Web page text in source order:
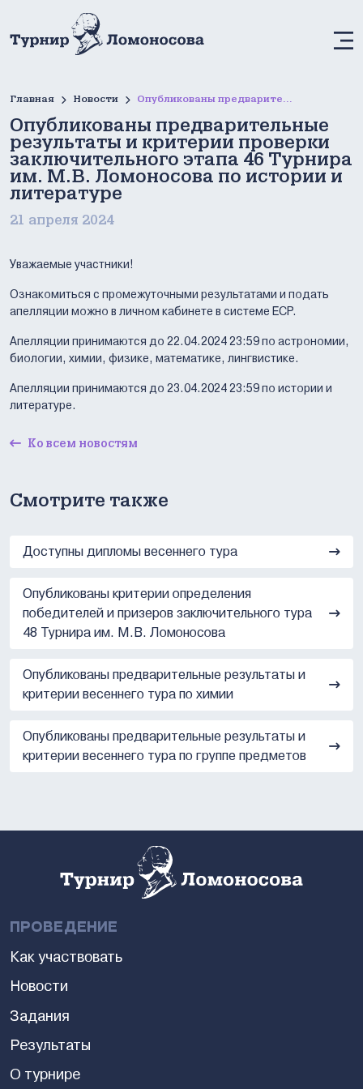
Главная Новости Опубликованы предварительные результаты и критерии проверки заключительного этапа 46 Турнира им. М.В. Ломоносова по истории и литературе
Опубликованы предварительные
результаты и критерии проверки
заключительного этапа 46 Турнира
им. М.В. Ломоносова по истории и
литературе
21 апреля 2024
Уважаемые участники!
Ознакомиться с промежуточными результатами и подать
апелляции можно в личном кабинете в системе ЕСР.
Апелляции принимаются до 22.04.2024 23:59 по астрономии,
биологии, химии, физике, математике, лингвистике.
Апелляции принимаются до 23.04.2024 23:59 по истории и
литературе.
Ко всем новостям
Смотрите также
Доступны дипломы весеннего тура
Опубликованы критерии определения
победителей и призеров заключительного тура
48 Турнира им. М.В. Ломоносова
Опубликованы предварительные результаты и
критерии весеннего тура по химии
Опубликованы предварительные результаты и
критерии весеннего тура по группе предметов
ПРОВЕДЕНИЕ
Как участвовать
Новости
Задания
Результаты
О турнире